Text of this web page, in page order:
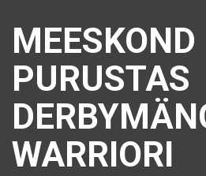
MEESKOND
PURUSTAS
WARRIORI